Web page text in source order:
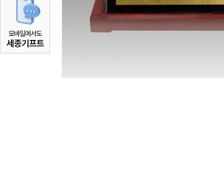
모바일에서도
세종기프트